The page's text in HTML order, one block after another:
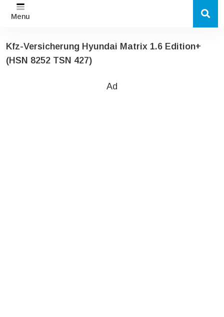
Menu
Kfz-Versicherung Hyundai Matrix 1.6 Edition+
(HSN 8252 TSN 427)
Ad